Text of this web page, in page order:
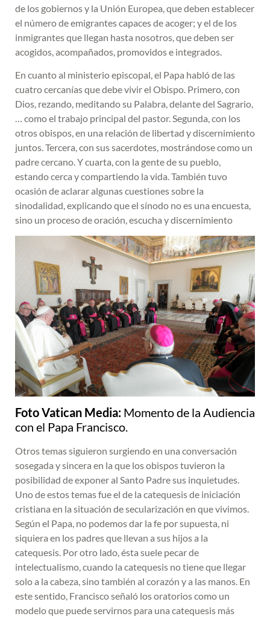
de los gobiernos y la Unión Europea, que deben establecer
el número de emigrantes capaces de acoger; y el de los
inmigrantes que llegan hasta nosotros, que deben ser
acogidos, acompañados, promovidos e integrados.
En cuanto al ministerio episcopal, el Papa habló de las
cuatro cercanías que debe vivir el Obispo. Primero, con
Dios, rezando, meditando su Palabra, delante del Sagrario,
… como el trabajo principal del pastor. Segunda, con los
otros obispos, en una relación de libertad y discernimiento
juntos. Tercera, con sus sacerdotes, mostrándose como un
padre cercano. Y cuarta, con la gente de su pueblo,
estando cerca y compartiendo la vida. También tuvo
ocasión de aclarar algunas cuestiones sobre la
sinodalidad, explicando que el sínodo no es una encuesta,
sino un proceso de oración, escucha y discernimiento
Foto Vatican Media: Momento de la Audiencia
con el Papa Francisco.
Otros temas siguieron surgiendo en una conversación
sosegada y sincera en la que los obispos tuvieron la
posibilidad de exponer al Santo Padre sus inquietudes.
Uno de estos temas fue el de la catequesis de iniciación
cristiana en la situación de secularización en que vivimos.
Según el Papa, no podemos dar la fe por supuesta, ni
siquiera en los padres que llevan a sus hijos a la
catequesis. Por otro lado, ésta suele pecar de
intelectualismo, cuando la catequesis no tiene que llegar
solo a la cabeza, sino también al corazón y a las manos. En
este sentido, Francisco señaló los oratorios como un
modelo que puede servirnos para una catequesis más